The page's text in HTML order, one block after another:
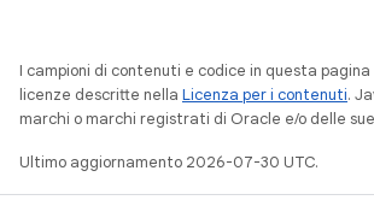
I campioni di contenuti e codice in questa
licenze descritte nella Licenza per i contenuti.
marchi o marchi registrati di Oracle e/o delle
Ultimo aggiornamento 2026-07-30 UTC.